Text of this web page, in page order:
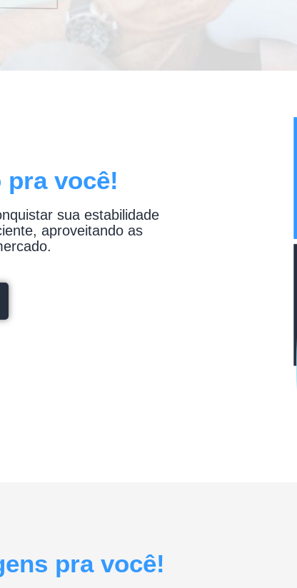
pra você!
sua estabilidade
aproveitando as
pra você!